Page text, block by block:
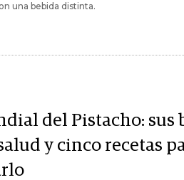
una bebida distinta.
del Pistacho: sus
y cinco recetas